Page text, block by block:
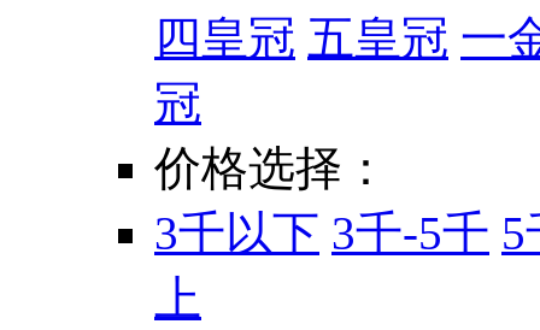
四皇冠 五皇冠 一
冠
价格选择：
3千以下 3千-5千 5
上